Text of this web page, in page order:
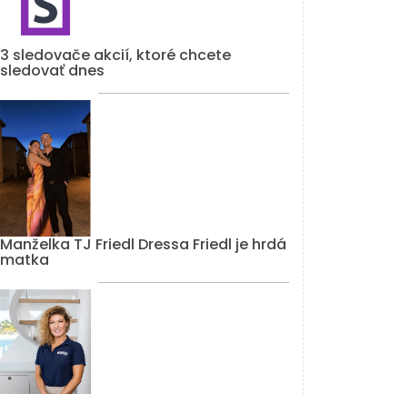
3 sledovače akcií, ktoré chcete
sledovať dnes
Manželka TJ Friedl Dressa Friedl je hrdá
matka